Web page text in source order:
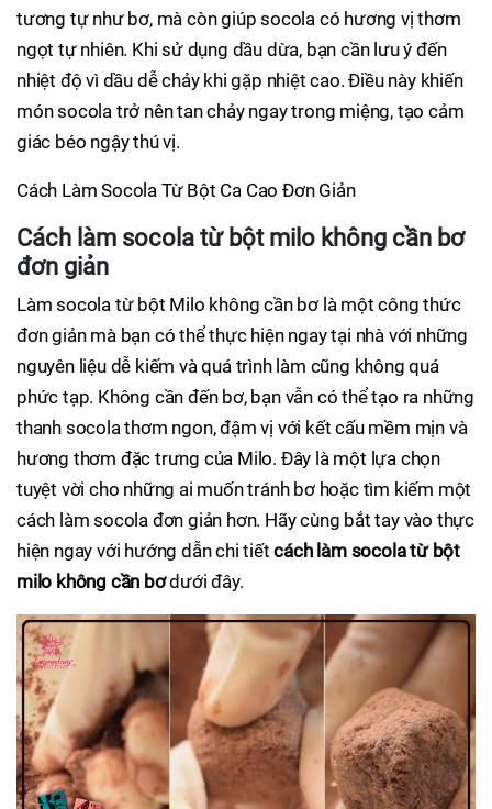
tương tự như bơ, mà còn giúp socola có hương vị thơm
ngọt tự nhiên. Khi sử dụng dầu dừa, bạn cần lưu ý đến
nhiệt độ vì dầu dễ chảy khi gặp nhiệt cao. Điều này khiến
món socola trở nên tan chảy ngay trong miệng, tạo cảm
giác béo ngậy thú vị.
Cách Làm Socola Từ Bột Ca Cao Đơn Giản
Cách làm socola từ bột milo không cần bơ
đơn giản
Làm socola từ bột Milo không cần bơ là một công thức
đơn giản mà bạn có thể thực hiện ngay tại nhà với những
nguyên liệu dễ kiếm và quá trình làm cũng không quá
phức tạp. Không cần đến bơ, bạn vẫn có thể tạo ra những
thanh socola thơm ngon, đậm vị với kết cấu mềm mịn và
hương thơm đặc trưng của Milo. Đây là một lựa chọn
tuyệt vời cho những ai muốn tránh bơ hoặc tìm kiếm một
cách làm socola đơn giản hơn. Hãy cùng bắt tay vào thực
hiện ngay với hướng dẫn chi tiếtcách làm socola từ bột
milo không cần bơdưới đây.